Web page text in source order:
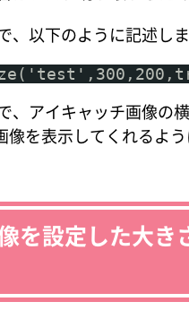
以下のように記述しま
、アイキャッチ画像の
を表示してくれるよう
を設定した大